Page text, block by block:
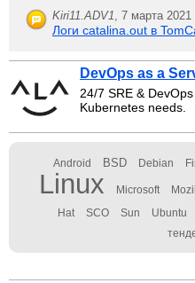
Kiri11.ADV1, 7 марта
Логи catalina.out в
DevOps as a
24/7 SRE &
Kubernetes needs.
Android BSD Debian
Linux Microsoft
Hat SCO Sun Ubuntu